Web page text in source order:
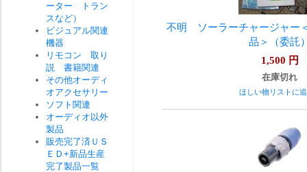
不明 ソーラーチャージャー
品＞（委託
1,500 円
在庫切れ
ほしい物リストに
ーター トラン
スなど）
ビジュアル関連
機器
リモコン 取り
説 書籍関連
その他オーディ
オアクセサリー
ソフト関連
オーディオ以外
製品
販売完了済ＵＳ
ＥＤ+新品生産
完了製品一覧